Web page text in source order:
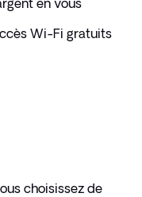
en vous
Wi-Fi gratuits
choisissez de